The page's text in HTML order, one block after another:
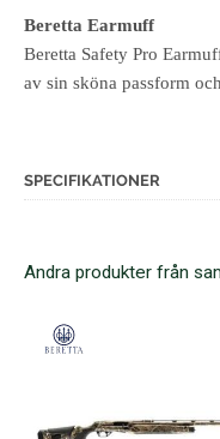
Beretta Earmuff
Beretta Safety Pro
av sin sköna passform
SPECIFIKATIONER
Andra produkter från